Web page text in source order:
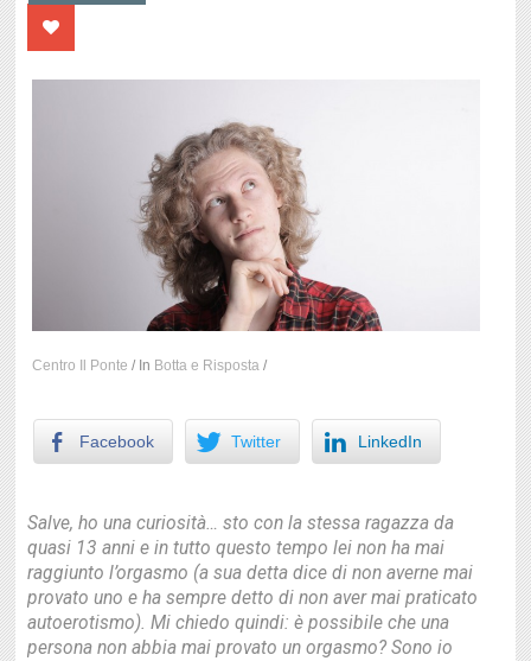
Centro Il Ponte / In Botta e Risposta /
Facebook Twitter LinkedIn
Salve, ho una curiosità… sto con la stessa ragazza da
quasi 13 anni e in tutto questo tempo lei non ha mai
raggiunto l’orgasmo (a sua detta dice di non averne mai
provato uno e ha sempre detto di non aver mai praticato
autoerotismo). Mi chiedo quindi: è possibile che una
persona non abbia mai provato un orgasmo? Sono io